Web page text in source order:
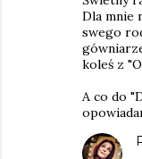
Dla mnie
swego
koleś z
A co do